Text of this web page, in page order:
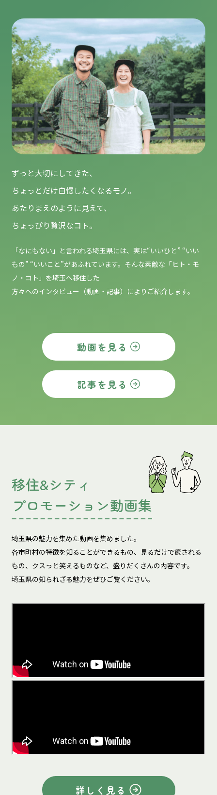
ずっと大切にしてきた、
ちょっとだけ自慢したくなるモノ。
あたりまえのように見えて、
ちょっぴり贅沢なコト。
「なにもない」と言われる埼玉県には、実は“いいひと” “いい
もの” “いいこと”があふれています。そんな素敵な「ヒト・モ
ノ・コト」を埼玉へ移住した
方々へのインタビュー（動画・記事）によりご紹介します。
動画を見る
記事を見る
移住&シティ
プロモーション動画集
埼玉県の魅力を集めた動画を集めました。
各市町村の特徴を知ることができるもの、見るだけで癒される
もの、 クスっと笑えるものなど、盛りだくさんの内容です。
埼玉県の知られざる魅力をぜひご覧ください。
詳しく見る